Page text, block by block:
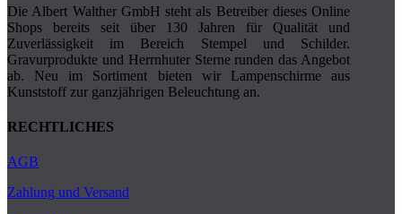
Die Albert Walther GmbH steht als Betreiber dieses Online
Shops bereits seit über 130 Jahren für Qualität und
Zuverlässigkeit im Bereich Stempel und Schilder.
Gravurprodukte und Herrnhuter Sterne runden das Angebot
ab. Neu im Sortiment bieten wir Lampenschirme aus
Kunststoff zur ganzjährigen Beleuchtung an.
RECHTLICHES
AGB
Zahlung und Versand